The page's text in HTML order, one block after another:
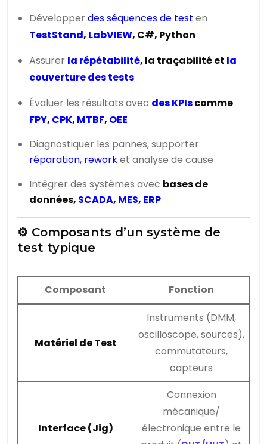
Développerdes séquences de test en
TestStand, LabVIEW, C#, Python
Assurer la répétabilité, la traçabilité et la
couverture des tests
Évaluer les résultats avec des KPIscomme
FPY, CPK, MTBF, OEE
Diagnostiquer les pannes, supporter
réparation, reworket analyse de cause
Intégrer des systèmes avec bases de
données, SCADA, MES, ERP
⚙️ Composants d’un système de
test typique
Composant Fonction
Matériel de Test
Instruments (DMM,
oscilloscope, sources),
commutateurs,
capteurs
Interface (Jig)
Connexion
mécanique/
électronique entre le